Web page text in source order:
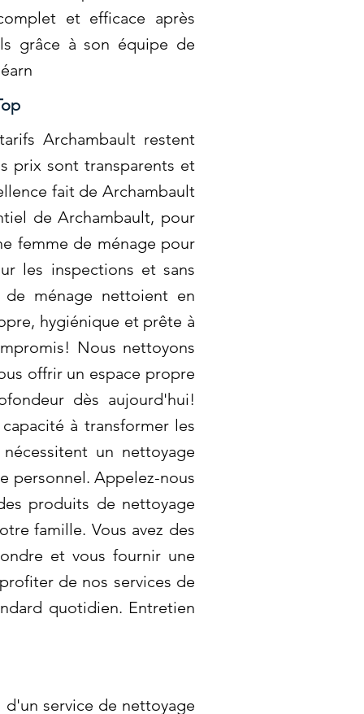
et efficace après
grâce à son équipe de
Archambault restent
prix sont transparents et
fait de Archambault
de Archambault, pour
femme de ménage pour
les inspections et sans
ménage nettoient en
hygiénique et prête à
Nous nettoyons
offrir un espace propre
dès aujourd'hui!
à transformer les
un nettoyage
personnel. Appelez-nous
produits de nettoyage
famille. Vous avez des
et vous fournir une
de nos services de
quotidien. Entretien
service de nettoyage